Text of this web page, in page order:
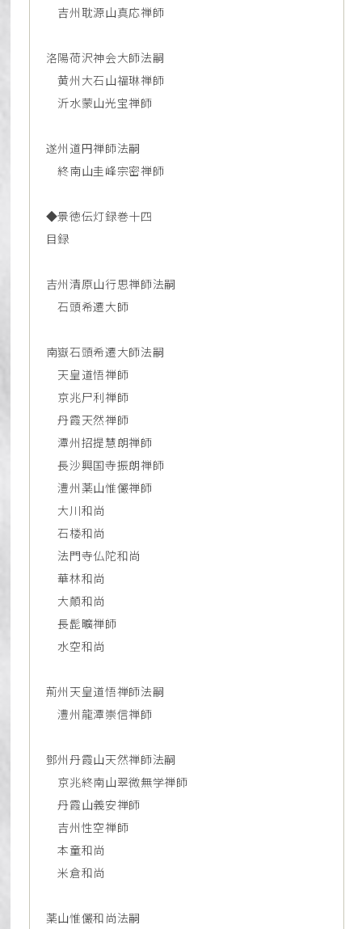
吉州耽源山真応禅師
洛陽荷沢神会大師法嗣
黄州大石山福琳禅師
沂水蒙山光宝禅師
遂州道円禅師法嗣
終南山圭峰宗密禅師
◆景徳伝灯録巻十四
目録
吉州清原山行思禅師法嗣
石頭希遷大師
南嶽石頭希遷大師法嗣
天皇道悟禅師
京兆尸利禅師
丹霞天然禅師
潭州招提慧朗禅師
長沙興国寺振朗禅師
澧州薬山惟儼禅師
大川和尚
石楼和尚
法門寺仏陀和尚
華林和尚
大顛和尚
長髭曠禅師
水空和尚
荊州天皇道悟禅師法嗣
澧州龍潭崇信禅師
鄧州丹霞山天然禅師法嗣
京兆終南山翠微無学禅師
丹霞山義安禅師
吉州性空禅師
本童和尚
米倉和尚
薬山惟儼和尚法嗣